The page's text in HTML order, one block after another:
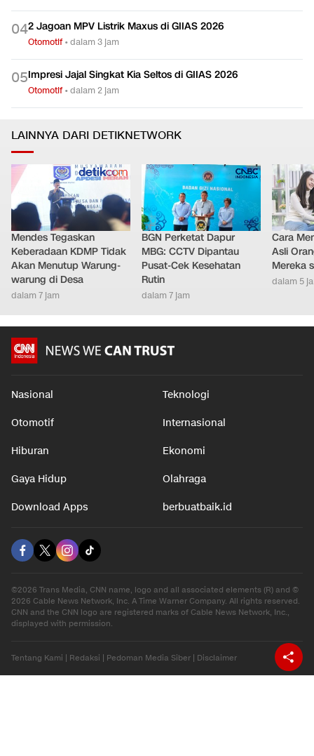
042 Jagoan MPV Listrik Maxus di GIIAS 2026
Otomotif•dalam 3 jam
05Impresi Jajal Singkat Kia Seltos di GIIAS 2026
Otomotif•dalam 2 jam
LAINNYA DARI DETIKNETWORK
Mendes Tegaskan
Keberadaan KDMP Tidak
Akan Menutup Warung-
warung di Desa
dalam 7 jam
BGN Perketat Dapur
MBG: CCTV Dipantau
Pusat-Cek Kesehatan
Rutin
dalam 7 jam
Cara
Asli
Mereka
dalam 5
Nasional Teknologi
Otomotif Internasional
Hiburan Ekonomi
Gaya Hidup Olahraga
Download Apps berbuatbaik.id
©2026 Trans Media, CNN name, logo and all associated elements (R) and ©
2026 Cable News Network, Inc. A Time Warner Company. All rights reserved.
CNN and the CNN logo are registered marks of Cable News Network, Inc.,
displayed with permission.
Tentang Kami Redaksi Pedoman Media Siber Disclaimer